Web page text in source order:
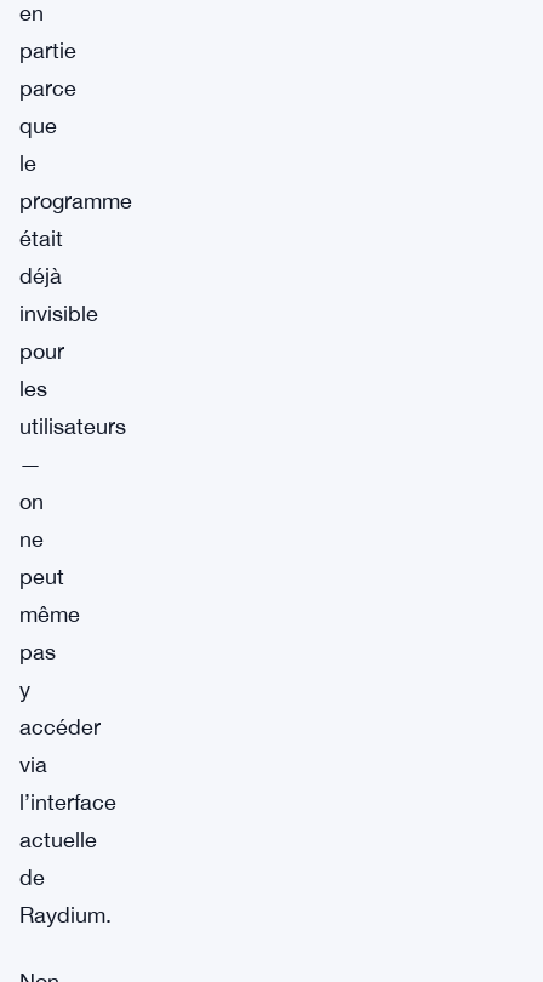
en
partie
parce
que
le
programme
était
déjà
invisible
pour
les
utilisateurs
—
on
ne
peut
même
pas
y
accéder
via
l’interface
actuelle
de
Raydium.